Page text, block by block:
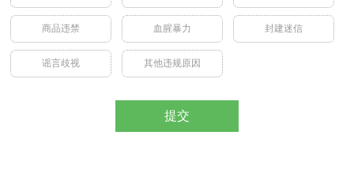
商品违禁 血腥暴力 封建迷信
谣言歧视 其他违规原因
提交